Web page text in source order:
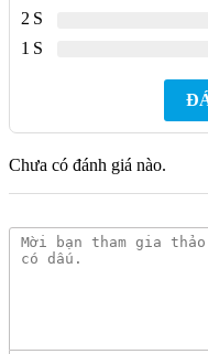
Nổi
INAX BFV-
Tăng Áp
Tăng áp lực nước:
lực nước, tạo cảm giác
2
1
Chưa có đánh giá nào.